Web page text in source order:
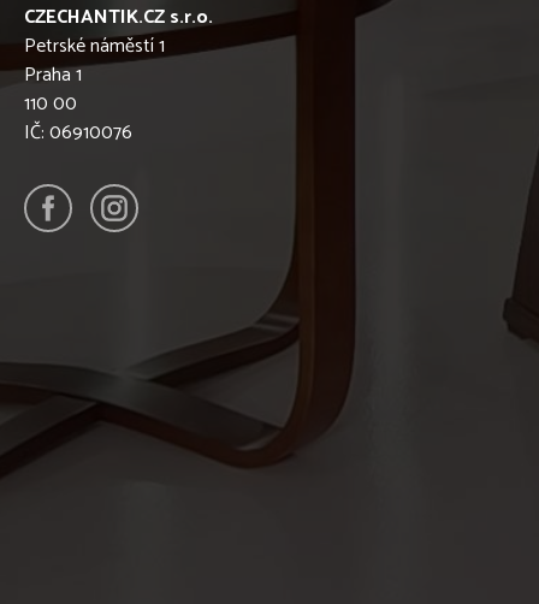
CZECHANTIK.CZ s.r.o.
Petrské náměstí 1
Praha 1
110 00
IČ: 06910076